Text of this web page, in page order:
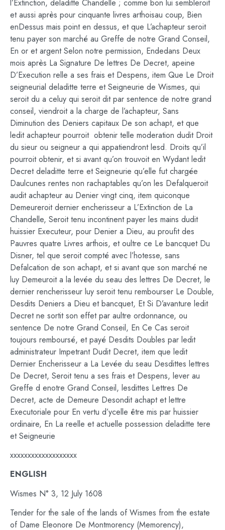
l’Extinction, deladitte Chandelle ; comme bon lui sembleroit
et aussi après pour cinquante livres arthoisau coup, Bien
enDessus mais point en dessus, et que L’achapteur seroit
tenu payer son marché au Greffe de notre Grand Conseil,
En or et argent Selon notre permission, Endedans Deux
mois après La Signature De lettres De Decret, apeine
D’Execution relle a ses frais et Despens, item Que Le Droit
seigneurial deladitte terre et Seigneurie de Wismes, qui
seroit du a celuy qui seroit dit par sentence de notre grand
conseil, viendroit a la charge de l’achapteur, Sans
Diminution des Deniers capitaux De son achapt, et que
ledit achapteur pourroit obtenir telle moderation dudit Droit
du sieur ou seigneur a qui appatiendront lesd. Droits qu’il
pourroit obtenir, et si avant qu’on trouvoit en Wydant ledit
Decret deladitte terre et Seigneurie qu’elle fut chargée
Daulcunes rentes non rachaptables qu’on les Defalqueroit
audit achapteur au Denier vingt cinq, item quiconque
Demeureroit dernier encherisseur a L’Extinction de La
Chandelle, Seroit tenu incontinent payer les mains dudit
huissier Executeur, pour Denier a Dieu, au proufit des
Pauvres quatre Livres arthois, et oultre ce Le bancquet Du
Disner, tel que seroit compté avec l’hotesse, sans
Defalcation de son achapt, et si avant que son marché ne
luy Demeuroit a la levée du seau des lettres De Decret, le
dernier rencherisseur luy seroit tenu rembourser Le Double,
Desdits Deniers a Dieu et bancquet, Et Si D’avanture ledit
Decret ne sortit son effet par aultre ordonnance, ou
sentence De notre Grand Conseil, En Ce Cas seroit
toujours remboursé, et payé Desdits Doubles par ledit
administrateur Impetrant Dudit Decret, item que ledit
Dernier Encherisseur a La Levée du seau Desdittes lettres
De Decret, Seroit tenu a ses frais et Despens, lever au
Greffe d enotre Grand Conseil, lesdittes Lettres De
Decret, acte de Demeure Desondit achapt et lettre
Executoriale pour En vertu d’ycelle être mis par huissier
ordinaire, En La reelle et actuelle possession deladitte tere
et Seigneurie
xxxxxxxxxxxxxxxxxxx
ENGLISH
Wismes N° 3, 12 July 1608
Tender for the sale of the lands of Wismes from the estate
of Dame Eleonore De Montmorency (Memorency),